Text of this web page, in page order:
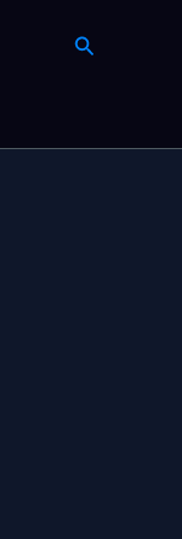
Поиск